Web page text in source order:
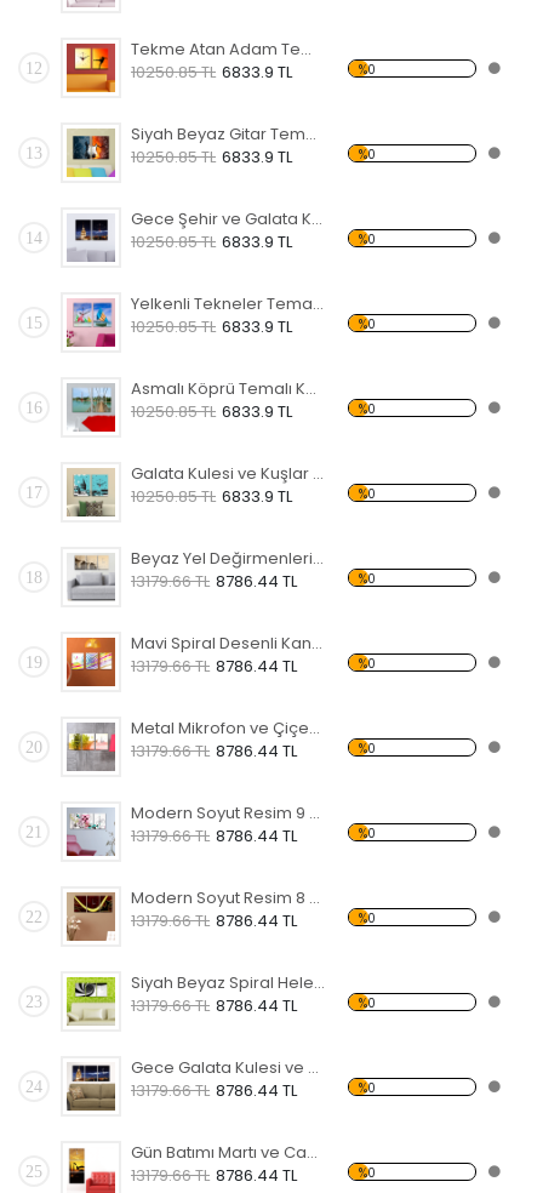
12
Tekme Atan Adam Temalı Kanvas Saat
10250.85 TL 6833.9 TL %0
13
Siyah Beyaz Gitar Temalı Kanvas Saat
10250.85 TL 6833.9 TL %0
14
Gece Şehir ve Galata Kulesi Temalı Kanvas Saat
10250.85 TL 6833.9 TL %0
15
Yelkenli Tekneler Temalı Kanvas Saat
10250.85 TL 6833.9 TL %0
16
Asmalı Köprü Temalı Kanvas Saat
10250.85 TL 6833.9 TL %0
17
Galata Kulesi ve Kuşlar Temalı Kanvas Saat
10250.85 TL 6833.9 TL %0
18
Beyaz Yel Değirmenleri Temalı Kanvas Saat
13179.66 TL 8786.44 TL %0
19
Mavi Spiral Desenli Kanvas Saat
13179.66 TL 8786.44 TL %0
20
Metal Mikrofon ve Çiçek Temalı Kanvas Saat
13179.66 TL 8786.44 TL %0
21
Modern Soyut Resim 9 Kanvas Saat
13179.66 TL 8786.44 TL %0
22
Modern Soyut Resim 8 Kanvas Saat
13179.66 TL 8786.44 TL %0
23
Siyah Beyaz Spiral Helezon Temalı Kanvas Saat
13179.66 TL 8786.44 TL %0
24
Gece Galata Kulesi ve Şehir Temalı Kanvas Saat
13179.66 TL 8786.44 TL %0
25
Gün Batımı Martı ve Cami Temalı Kanvas Saat
13179.66 TL 8786.44 TL %0